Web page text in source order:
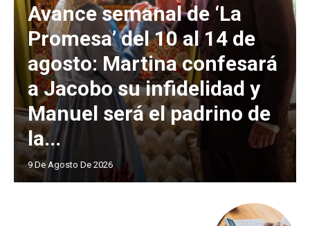
Avance semanal de ‘La
Promesa’ del 10 al 14 de
agosto: Martina confesará
a Jacobo su infidelidad y
Manuel será el padrino de
la...
9 De Agosto De 2026